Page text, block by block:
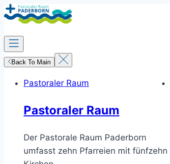
Zum
Inhalt
springen
Back To Main
Pastoraler Raum
Pastoraler Raum
Der Pastorale Raum Paderborn
umfasst zehn Pfarreien mit fünfzehn